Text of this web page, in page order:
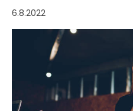
6.8.2022